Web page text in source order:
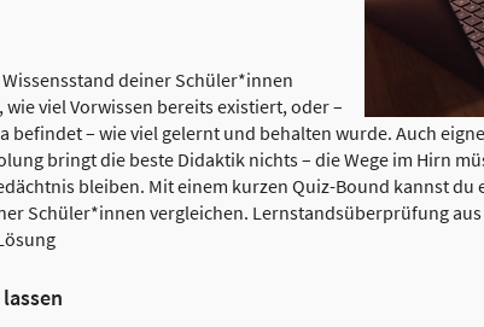
deiner Schüler*innen
viel Vorwissen bereits existiert, oder –
befindet – wie viel gelernt und behalten wurde. Auch
bringt die beste Didaktik nichts – die Wege im Hirn
bleiben. Mit einem kurzen Quiz-Bound kannst du
Schüler*innen vergleichen. Lernstandsüberprüfung